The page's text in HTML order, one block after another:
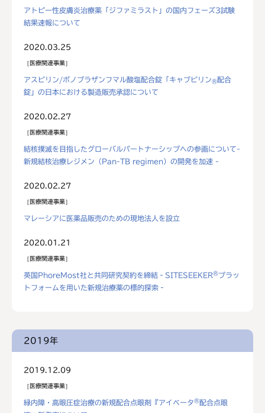
アトピー性皮膚炎治療薬「ジファミラスト」の国内フェーズ3試験
結果速報について
2020.03.25
医療関連事業
アスピリン/ボノプラザンフマル酸塩配合錠「キャブピリン®配合
錠」の日本における製造販売承認について
2020.02.27
医療関連事業
結核撲滅を目指したグローバルパートナーシップへの参画について-
新規結核治療レジメン（Pan-TB regimen）の開発を加速 -
2020.02.27
医療関連事業
マレーシアに医薬品販売のための現地法人を設立
2020.01.21
医療関連事業
英国PhoreMost社と共同研究契約を締結‐SITESEEKER®プラッ
トフォームを用いた新規治療薬の標的探索‐
2019年
2019.12.09
医療関連事業
緑内障・高眼圧症治療の新規配合点眼剤『アイベータ®配合点眼